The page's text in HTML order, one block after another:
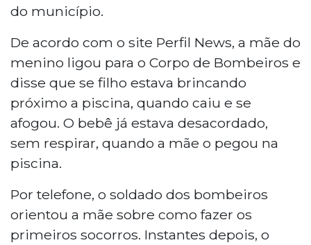
do município.
De acordo com o site Perfil News, a mãe do
menino ligou para o Corpo de Bombeiros e
disse que se filho estava brincando
próximo a piscina, quando caiu e se
afogou. O bebê já estava desacordado,
sem respirar, quando a mãe o pegou na
piscina.
Por telefone, o soldado dos bombeiros
orientou a mãe sobre como fazer os
primeiros socorros. Instantes depois, o